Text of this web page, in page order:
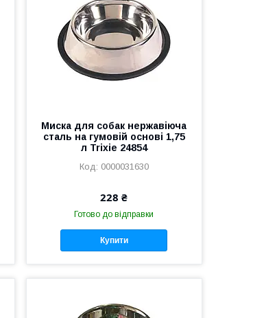
Миска для собак нержавіюча
сталь на гумовій основі 1,75
л Trixie 24854
0000031630
228 ₴
Готово до відправки
Купити